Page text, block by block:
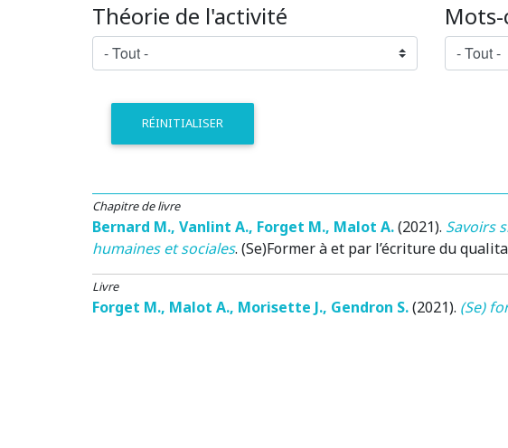
Théorie de l'activité Mots-
RÉINITIALISER
Chapitre de livre
Bernard M., Vanlint A., Forget M., Malot A.(2021). Savoirs
humaines et sociales. (Se)Former à et par l’écriture du
Livre
Forget M., Malot A., Morisette J., Gendron S.(2021). (Se)